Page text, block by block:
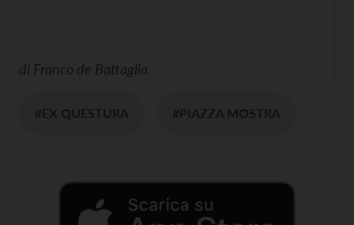
di Franco de Battaglia
#EX QUESTURA #PIAZZA MOSTRA